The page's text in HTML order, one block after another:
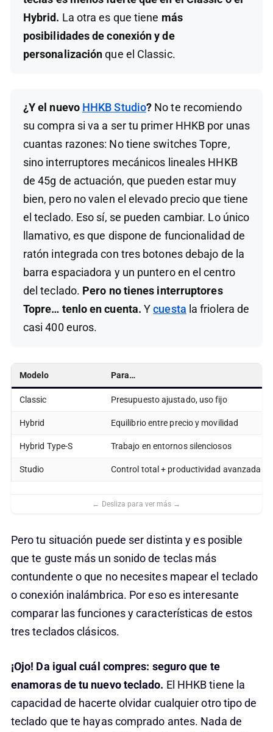
Hybrid. La otra es que tiene más
posibilidades de conexión y de
personalizaciónque el Classic.
¿Y el nuevo HHKB Studio? No te recomiendo
su compra si va a ser tu primer HHKB por unas
cuantas razones: No tiene switches Topre,
sino interruptores mecánicos lineales HHKB
de 45g de actuación, que pueden estar muy
bien, pero no valen el elevado precio que tiene
el teclado. Eso sí, se pueden cambiar. Lo único
llamativo, es que dispone de funcionalidad de
ratón integrada con tres botones debajo de la
barra espaciadora y un puntero en el centro
del teclado. Pero no tienes interruptores
Topre… tenlo en cuenta.Ycuesta la friolera de
casi 400 euros.
Modelo Para…
Classic Presupuesto ajustado, uso fijo
Hybrid Equilibrio entre precio y movilidad
Hybrid Type-S Trabajo en entornos silenciosos
Studio Control total + productividad avanzada
Pero tu situación puede ser distinta y es posible
que te guste más un sonido de teclas más
contundente o que no necesites mapear el teclado
o conexión inalámbrica. Por eso es interesante
comparar las funciones y características de estos
tres teclados clásicos.
¡Ojo! Da igual cuál compres: seguro que te
enamoras de tu nuevo teclado. El HHKB tiene la
capacidad de hacerte olvidar cualquier otro tipo de
teclado que te hayas comprado antes. Nada de